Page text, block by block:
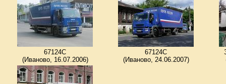
67124C
(Иваново, 16.07.2006)
67124C
(Иваново, 24.06.2007)